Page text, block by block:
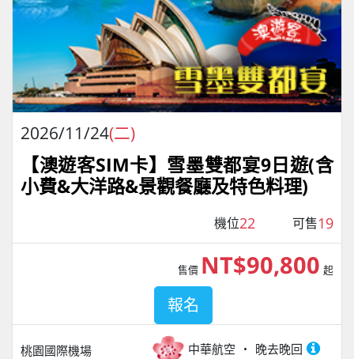
2026/11/24(二)
【澳遊客SIM卡】雪墨雙都宴9日遊(含
小費&大洋路&景觀餐廳及特色料理)
機位22 可售19
桃園國際機場 中華航空 晚去晚回
售價 NT$90,800 起
報名